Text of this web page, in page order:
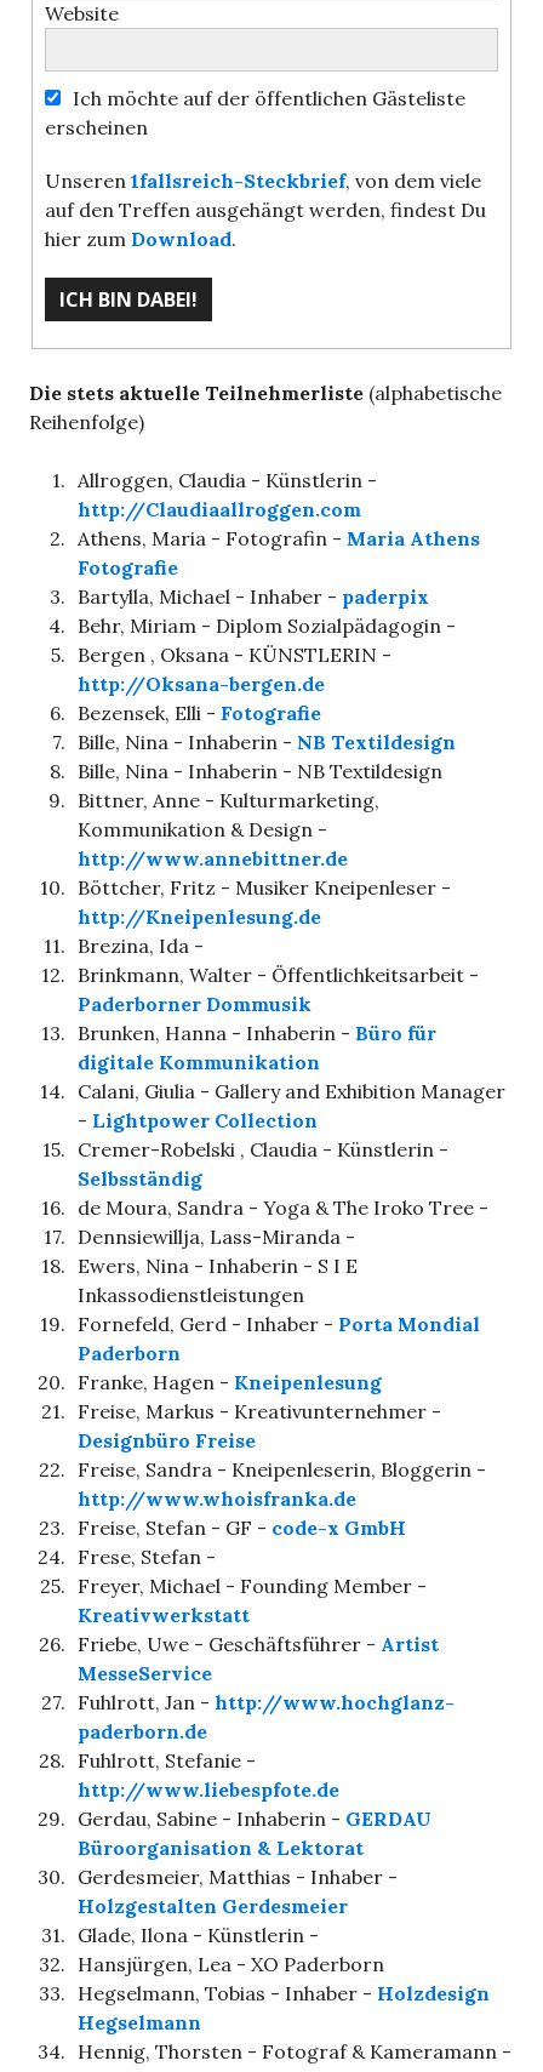
Website
Ich möchte auf der öffentlichen Gästeliste
erscheinen
Unseren 1fallsreich-Steckbrief, von dem viele
auf den Treffen ausgehängt werden, findest Du
hier zum Download.
Die stets aktuelle Teilnehmerliste (alphabetische
Reihenfolge)
1. Allroggen, Claudia - Künstlerin -
http://Claudiaallroggen.com
2. Athens, Maria - Fotografin - Maria Athens
Fotografie
3. Bartylla, Michael - Inhaber - paderpix
4. Behr, Miriam - Diplom Sozialpädagogin -
5. Bergen , Oksana - KÜNSTLERIN -
http://Oksana-bergen.de
6. Bezensek, Elli - Fotografie
7. Bille, Nina - Inhaberin - NB Textildesign
8. Bille, Nina - Inhaberin - NB Textildesign
9. Bittner, Anne - Kulturmarketing,
Kommunikation & Design -
http://www.annebittner.de
10. Böttcher, Fritz - Musiker Kneipenleser -
http://Kneipenlesung.de
11. Brezina, Ida -
12. Brinkmann, Walter - Öffentlichkeitsarbeit -
Paderborner Dommusik
13. Brunken, Hanna - Inhaberin - Büro für
digitale Kommunikation
14. Calani, Giulia - Gallery and Exhibition Manager
- Lightpower Collection
15. Cremer-Robelski , Claudia - Künstlerin -
Selbsständig
16. de Moura, Sandra - Yoga & The Iroko Tree -
17. Dennsiewillja, Lass-Miranda -
18. Ewers, Nina - Inhaberin - S I E
Inkassodienstleistungen
19. Fornefeld, Gerd - Inhaber - Porta Mondial
Paderborn
20. Franke, Hagen - Kneipenlesung
21. Freise, Markus - Kreativunternehmer -
Designbüro Freise
22. Freise, Sandra - Kneipenleserin, Bloggerin -
http://www.whoisfranka.de
23. Freise, Stefan - GF - code-x GmbH
24. Frese, Stefan -
25. Freyer, Michael - Founding Member -
Kreativwerkstatt
26. Friebe, Uwe - Geschäftsführer - Artist
MesseService
27. Fuhlrott, Jan - http://www.hochglanz-
paderborn.de
28. Fuhlrott, Stefanie -
http://www.liebespfote.de
29. Gerdau, Sabine - Inhaberin - GERDAU
Büroorganisation & Lektorat
30. Gerdesmeier, Matthias - Inhaber -
Holzgestalten Gerdesmeier
31. Glade, Ilona - Künstlerin -
32. Hansjürgen, Lea - XO Paderborn
33. Hegselmann, Tobias - Inhaber - Holzdesign
Hegselmann
34. Hennig, Thorsten - Fotograf & Kameramann -